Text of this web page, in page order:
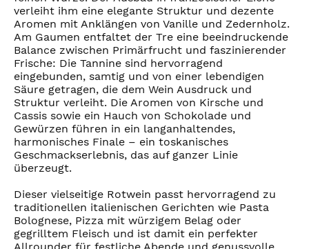
verleiht ihm eine elegante Struktur und dezente
Aromen mit Anklängen von Vanille und Zedernholz.
Am Gaumen entfaltet der Tre eine beeindruckende
Balance zwischen Primärfrucht und faszinierender
Frische: Die Tannine sind hervorragend
eingebunden, samtig und von einer lebendigen
Säure getragen, die dem Wein Ausdruck und
Struktur verleiht. Die Aromen von Kirsche und
Cassis sowie ein Hauch von Schokolade und
Gewürzen führen in ein langanhaltendes,
harmonisches Finale – ein toskanisches
Geschmackserlebnis, das auf ganzer Linie
überzeugt.
Dieser vielseitige Rotwein passt hervorragend zu
traditionellen italienischen Gerichten wie Pasta
Bolognese, Pizza mit würzigem Belag oder
gegrilltem Fleisch und ist damit ein perfekter